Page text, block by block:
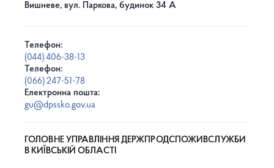
Вишневе, вул. Паркова, будинок 34 А
Телефон:
(044) 406-38-13
Телефон:
(066) 247-51-78
Електронна пошта:
gu@dpssko.gov.ua
ГОЛОВНЕ УПРАВЛІННЯ ДЕРЖПРОДСПОЖИВСЛУЖБИ
В КИЇВСЬКІЙ ОБЛАСТІ